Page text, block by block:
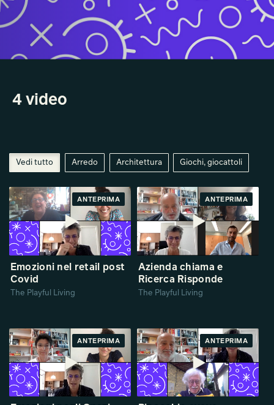
4 video
Vedi tutto Arredo Architettura Giochi, giocattoli
ANTEPRIMA
Emozioni nel retail post
Covid
The Playful Living
ANTEPRIMA
Azienda chiama e
Ricerca Risponde
The Playful Living
ANTEPRIMA ANTEPRIMA